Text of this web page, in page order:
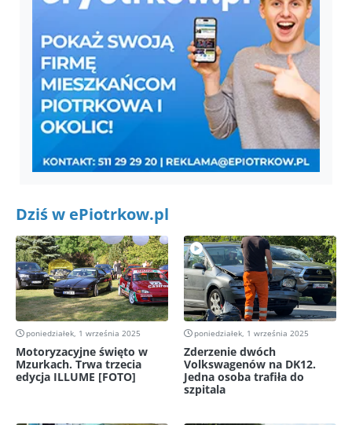
Dziś w ePiotrkow.pl
poniedziałek, 1 września 2025
Motoryzacyjne święto w
Mzurkach. Trwa trzecia
edycja ILLUME [FOTO]
poniedziałek, 1 września 2025
Zderzenie dwóch
Volkswagenów na DK12.
Jedna osoba trafiła do
szpitala